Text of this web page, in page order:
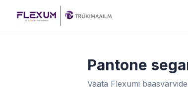
Mine sisu juurde
Pantone
Vaata Flexumi